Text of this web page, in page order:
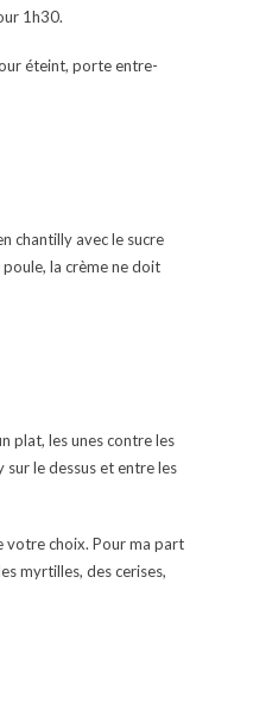
1h30.
éteint, porte entre-
chantilly avec le sucre
poule, la crème ne doit
plat, les unes contre les
le dessus et entre les
votre choix. Pour ma part
myrtilles, des cerises,